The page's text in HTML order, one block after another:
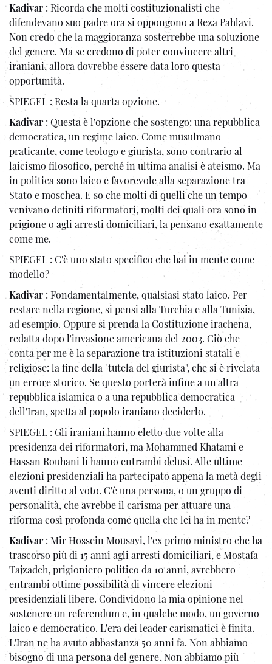
Kadivar: Ricorda che molti costituzionalisti che
difendevano suo padre ora si oppongono a Reza Pahlavi.
Non credo che la maggioranza sosterrebbe una soluzione
del genere. Ma se credono di poter convincere altri
iraniani, allora dovrebbe essere data loro questa
opportunità.
SPIEGEL : Resta la quarta opzione.
Kadivar: Questa è l'opzione che sostengo: una repubblica
democratica, un regime laico. Come musulmano
praticante, come teologo e giurista, sono contrario al
laicismo filosofico, perché in ultima analisi è ateismo. Ma
in politica sono laico e favorevole alla separazione tra
Stato e moschea. E so che molti di quelli che un tempo
venivano definiti riformatori, molti dei quali ora sono in
prigione o agli arresti domiciliari, la pensano esattamente
come me.
SPIEGEL : C'è uno stato specifico che hai in mente come
modello?
Kadivar: Fondamentalmente, qualsiasi stato laico. Per
restare nella regione, si pensi alla Turchia e alla Tunisia,
ad esempio. Oppure si prenda la Costituzione irachena,
redatta dopo l'invasione americana del 2003. Ciò che
conta per me è la separazione tra istituzioni statali e
religiose: la fine della "tutela del giurista", che si è rivelata
un errore storico. Se questo porterà infine a un'altra
repubblica islamica o a una repubblica democratica
dell'Iran, spetta al popolo iraniano deciderlo.
SPIEGEL : Gli iraniani hanno eletto due volte alla
presidenza dei riformatori, ma Mohammed Khatami e
Hassan Rouhani li hanno entrambi delusi. Alle ultime
elezioni presidenziali ha partecipato appena la metà degli
aventi diritto al voto. C'è una persona, o un gruppo di
personalità, che avrebbe il carisma per attuare una
riforma così profonda come quella che lei ha in mente?
Kadivar: Mir Hossein Mousavi, l'ex primo ministro che ha
trascorso più di 15 anni agli arresti domiciliari, e Mostafa
Tajzadeh, prigioniero politico da 10 anni, avrebbero
entrambi ottime possibilità di vincere elezioni
presidenziali libere. Condividono la mia opinione nel
sostenere un referendum e, in qualche modo, un governo
laico e democratico. L'era dei leader carismatici è finita.
L'Iran ne ha avuto abbastanza 50 anni fa. Non abbiamo
bisogno di una persona del genere. Non abbiamo più